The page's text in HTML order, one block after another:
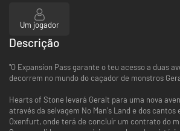
Um jogador
Descrição
"O Expansion Pass garante o teu acesso a duas
decorrem no mundo do caçador de monstros
Hearts of Stone levará Geralt para uma nova
através da selvagem No Man's Land e dos cantos
Oxenfurt, onde terá de concluir um contrato do